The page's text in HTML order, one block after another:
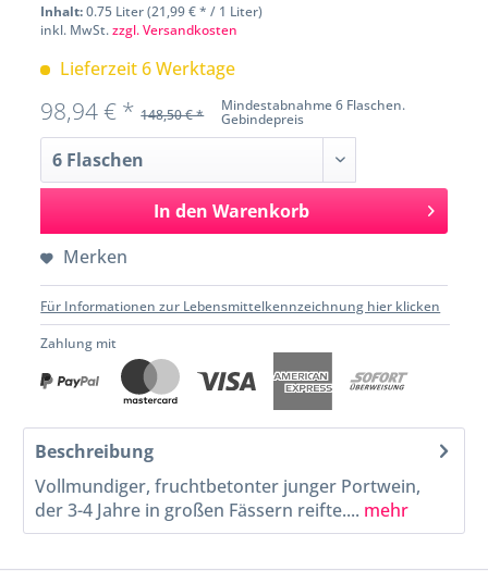
Inhalt:0.75 Liter (21,99 € * / 1 Liter)
inkl. MwSt.zzgl. Versandkosten
Lieferzeit 6 Werktage
Mindestabnahme 6 Flaschen.
Gebindepreis
98,94 € * 148,50 € *
In den Warenkorb
Merken
Für Informationen zur Lebensmittelkennzeichnung hier klicken
Zahlung mit
Beschreibung
Vollmundiger, fruchtbetonter junger Portwein,
der 3-4 Jahre in großen Fässern reifte.... mehr